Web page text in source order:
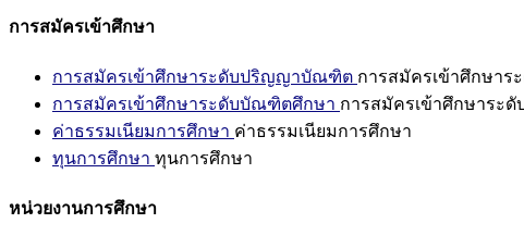
การสมัครเข้าศึกษา
การสมัครเข้าศึกษาระดับปริญญาบัณฑิต การสมัครเข้าศึกษา
การสมัครเข้าศึกษาระดับบัณฑิตศึกษา การสมัครเข้าศึกษาระ
ค่าธรรมเนียมการศึกษา ค่าธรรมเนียมการศึกษา
ทุนการศึกษา ทุนการศึกษา
หน่วยงานการศึกษา